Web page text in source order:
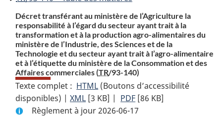
Décret transférant au ministère de l’Agriculture la
responsabilité à l’égard du secteur ayant trait à la
transformation et à la production agro-alimentaires du
ministère de l’Industrie, des Sciences et de la
Technologie et du secteur ayant trait à l’agro-alimentaire
et à l’étiquette du ministère de la Consommation et des
Affaires commerciales (TR/93-140)
Texte complet : HTML Texte
complet
:
(Boutons d’accessibilité
disponibles) |XML Texte
complet
[3 KB] | PDF Texte
complet
[86 KB]
Règlement à jour 2026-06-17